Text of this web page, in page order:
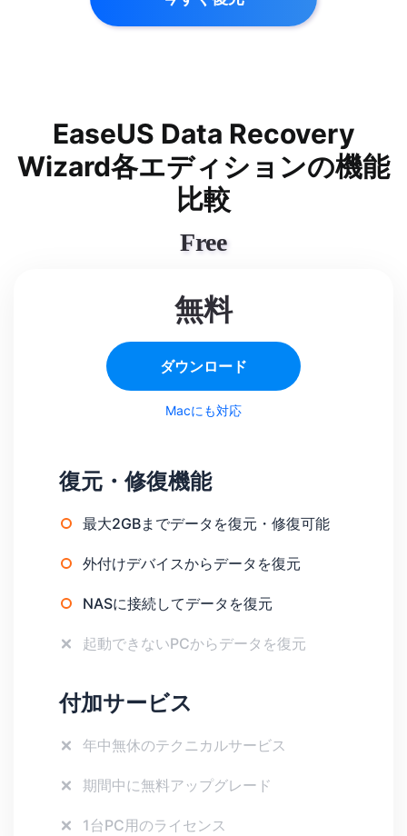
EaseUS Data Recovery
Wizard各エディションの機能
比較
Free
無料
ダウンロード
Macにも対応
復元・修復機能
最大2GBまでデータを復元・修復可能
外付けデバイスからデータを復元
NASに接続してデータを復元
起動できないPCからデータを復元
付加サービス
年中無休のテクニカルサービス
期間中に無料アップグレード
1台PC用のライセンス